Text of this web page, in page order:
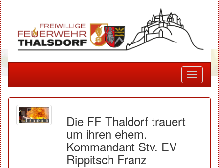
Toggle
Die FF Thaldorf trauert
um ihren ehem.
Kommandant Stv. EV
Rippitsch Franz